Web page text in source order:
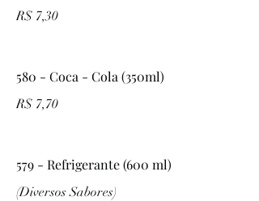
R$ 7,30
580 - Coca - Cola (350ml)
R$ 7,70
579 - Refrigerante (600 ml)
(Diversos Sabores)